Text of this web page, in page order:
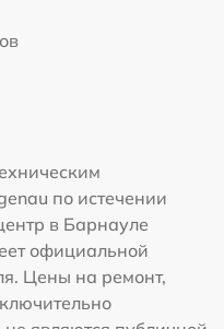
по истечении
в Барнауле
официальной
Цены на ремонт,